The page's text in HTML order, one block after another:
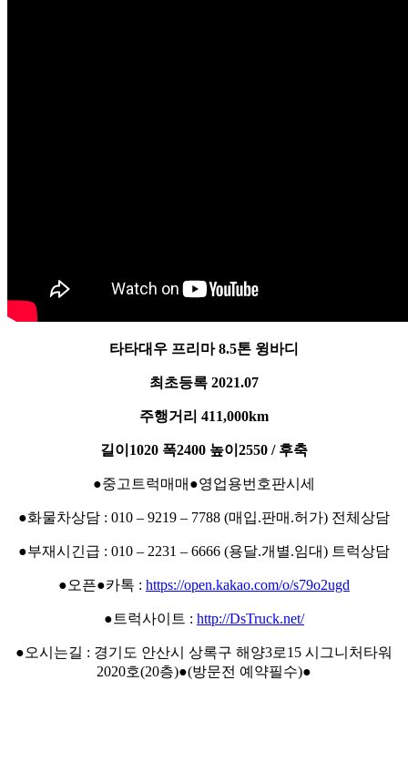
타타대우 프리마 8.5톤 윙바디
최초등록 2021.07
주행거리 411,000km
길이1020 폭2400 높이2550 / 후축
●중고트럭매매●영업용번호판시세
●화물차상담 : 010 – 9219 – 7788 (매입.판매.허가) 전체상담
●부재시긴급 : 010 – 2231 – 6666 (용달.개별.임대) 트럭상담
●오픈●카톡 : https://open.kakao.com/o/s79o2ugd
●트럭사이트 : http://DsTruck.net/
●오시는길 : 경기도 안산시 상록구 해양3로15 시그니처타워
2020호(20층)●(방문전 예약필수)●